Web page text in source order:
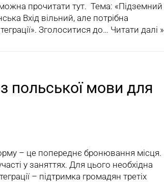
прочитати тут. Тема: «Підземний
Вхід вільний, але потрібна
Зголоситися до… Читати далі »
польської мови для
– це попереднє бронювання місця.
у заняттях. Для цього необхідна
– підтримка громадян третіх